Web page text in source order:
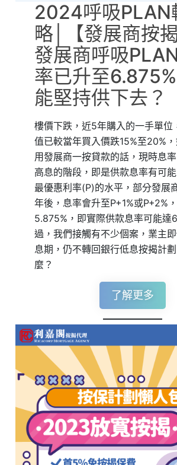
2024呼吸PLAN
略│【發展商按
發展商呼吸
率已升至
能堅持供下去？
樓價下跌，近5年購入的一手單位
值已較當年買入價跌15%至20%
用發展商一按貸款的話，現時息
高息的階段，即是供款息率有可
最優惠利率(P)的水平，部分發展
年後，息率會升至P+1%或P+2%
5.875%，即實際供款息率可能達
過，我們接觸有不少個案，業主
息期，仍不轉回銀行低息按揭計
麼？
了解更多